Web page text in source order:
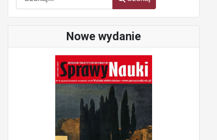
Nowe wydanie